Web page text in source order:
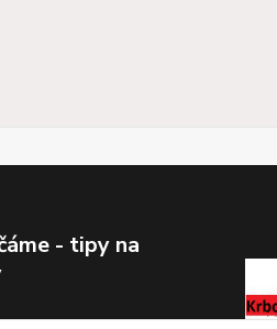
- tipy na